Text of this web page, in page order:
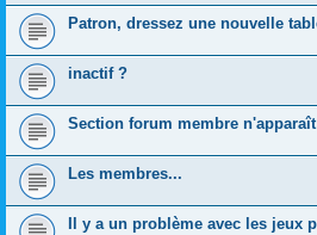
Patron, dressez une nouvelle
inactif ?
Section forum membre
Les membres...
Il y a un problème avec les jeux